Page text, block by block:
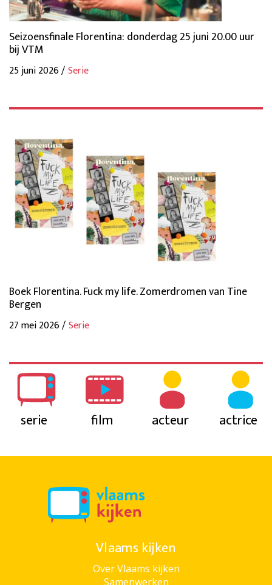
Seizoensfinale Florentina: donderdag 25 juni 20.00 uur
bij VTM
25 juni 2026 /Serie
Boek Florentina. Fuck my life. Zomerdromen van Tine
Bergen
27 mei 2026 /Serie
serie film acteur actrice
Vlaams kijken
Over Vlaams kijken
Samenwerken